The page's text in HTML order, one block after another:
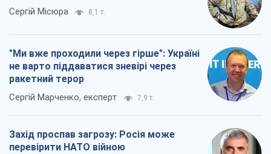
Сергій Місюра 8,1 т.
"Ми вже проходили через гірше": Україні
не варто піддаватися зневірі через
ракетний терор
Сергій Марченко, експерт 7,9 т.
Захід проспав загрозу: Росія може
перевірити НАТО війною